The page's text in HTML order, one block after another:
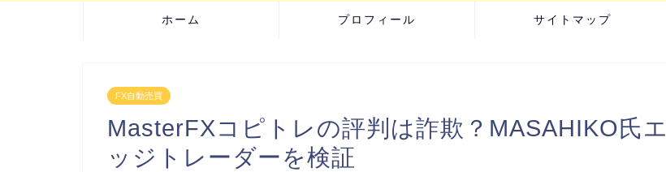
ホーム プロフィール サイトマップ
FX自動売買
MasterFXコピトレの評判は詐欺？MASAHIKO氏エ
ッジトレーダーを検証